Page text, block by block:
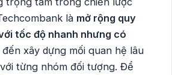
là mở rộng quy
tốc độ nhanh nhưng có
xây dựng mối quan hệ lâu
từng nhóm đối tượng. Để